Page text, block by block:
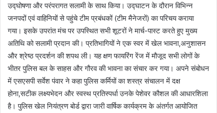
उद्घोषणा और परंपरागत सलामी के साथ किया। उद्घाटन के दौरान विभिन्न
जनपदों एवं वाहिनियों से पहुंचे टीम प्रबंधकों (टीम मैनेजरों) का परिचय कराया
गया। इसके उपरांत मंच पर उपस्थित सभी शूटरों ने मार्च-पास्ट करते हुए मुख्य
अतिथि को सलामी प्रदान की। प्रतिभागियों ने एक स्वर में खेल भावना,अनुशासन
और श्रेष्ठ प्रदर्शन की शपथ ली। यह क्षण फायरिंग रेंज में मौजूद सभी लोगों के
भीतर पुलिस बल के साहस और गौरव की भावना का संचार कर गया। अपने संबोधन
में एसएसपी सर्वेश पंवार ने कहा पुलिस कर्मियों का शस्त्र संचालन में दक्ष
होना,सटीक लक्ष्यभेदन और स्वस्थ प्रतिस्पर्धा उनके पेशेवर कौशल की आधारशिला
है। पुलिस खेल नियंत्रण बोर्ड द्वारा जारी वार्षिक कार्यक्रम के अंतर्गत आयोजित